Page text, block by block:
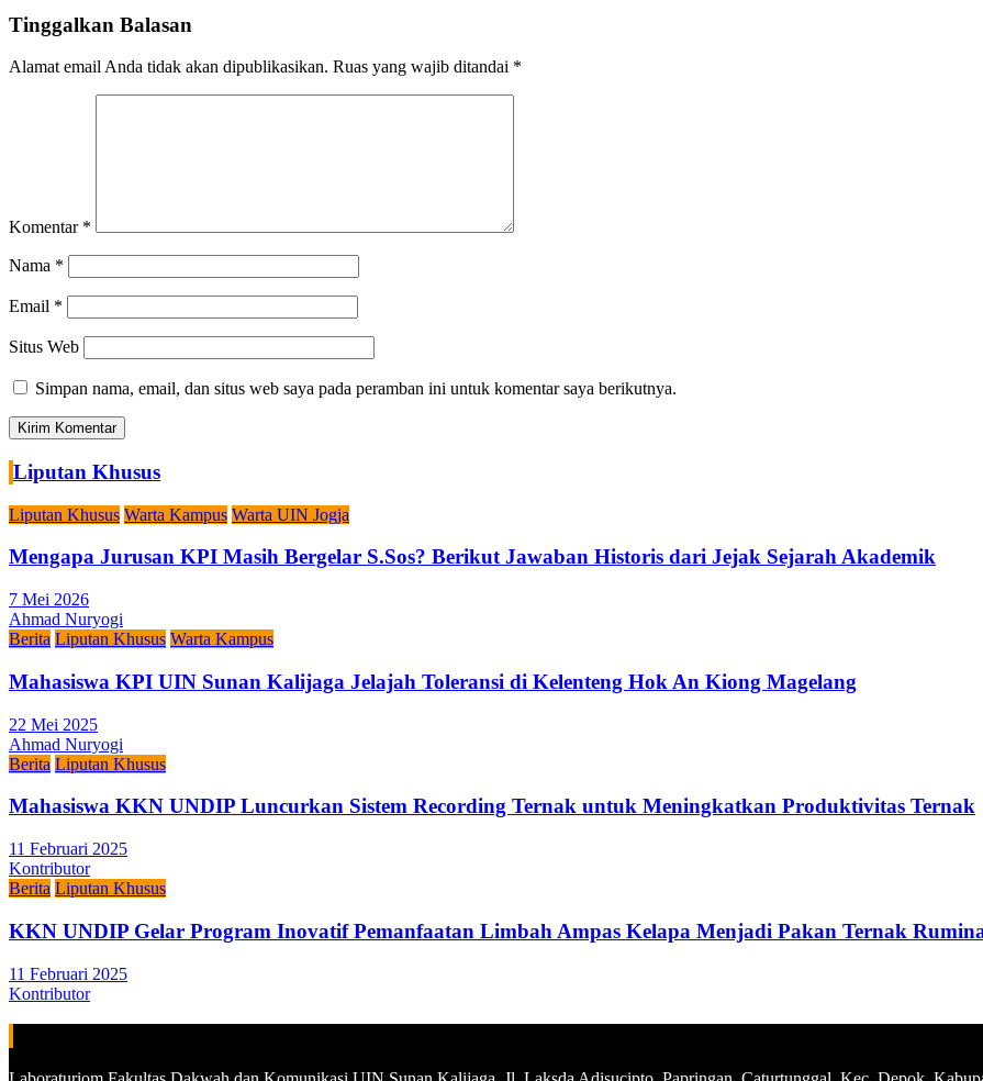
Tinggalkan Balasan
Alamat email Anda tidak akan dipublikasikan. Ruas yang wajib ditandai *
Komentar *
Nama *
Email *
Situs Web
Simpan nama, email, dan situs web saya pada peramban ini untuk komentar saya berikutnya.
Liputan Khusus
Liputan Khusus Warta Kampus Warta UIN Jogja
Mengapa Jurusan KPI Masih Bergelar S.Sos? Berikut Jawaban Historis dari Jejak Sejarah Akademik
7 Mei 2026
Ahmad Nuryogi
Berita Liputan Khusus Warta Kampus
Mahasiswa KPI UIN Sunan Kalijaga Jelajah Toleransi di Kelenteng Hok An Kiong Magelang
22 Mei 2025
Ahmad Nuryogi
Berita Liputan Khusus
Mahasiswa KKN UNDIP Luncurkan Sistem Recording Ternak untuk Meningkatkan Produktivitas Ternak
11 Februari 2025
Kontributor
Berita Liputan Khusus
KKN UNDIP Gelar Program Inovatif Pemanfaatan Limbah Ampas Kelapa Menjadi Pakan Ternak
11 Februari 2025
Kontributor